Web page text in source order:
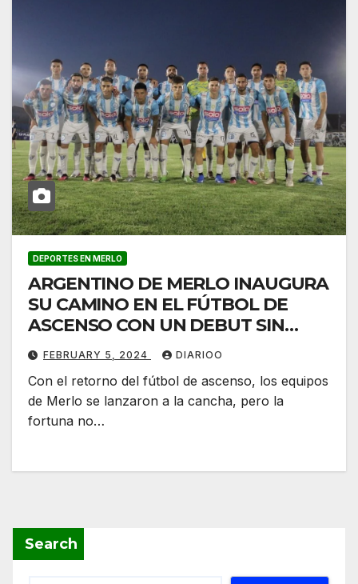
DEPORTES EN MERLO
ARGENTINO DE MERLO INAUGURA
SU CAMINO EN EL FÚTBOL DE
ASCENSO CON UN DEBUT SIN
EMOCIONES
FEBRUARY 5, 2024 DIARIOO
Con el retorno del fútbol de ascenso, los equipos
de Merlo se lanzaron a la cancha, pero la
fortuna no…
Search